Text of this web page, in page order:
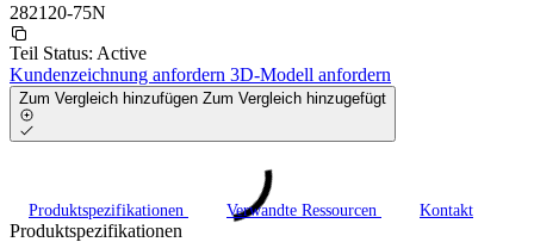
282120-75N
Teil Status: Active
Kundenzeichnung anfordern 3D-Modell anfordern
Zum Vergleich hinzufügen Zum Vergleich hinzugefügt
Produktspezifikationen Verwandte Ressourcen Kontakt
Produktspezifikationen